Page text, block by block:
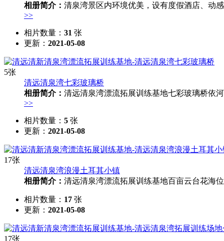
相册简介： 清泉湾景区内环境优美，设有度假酒店、动
>>
相片数量： 31 张
更新： 2021-05-08
5张
清远清泉湾七彩玻璃桥
相册简介： 清远清泉湾漂流拓展训练基地七彩玻璃桥依
>>
相片数量： 5 张
更新： 2021-05-08
17张
清远清泉湾浪漫土耳其小镇
相册简介： 清远清泉湾漂流拓展训练基地百亩云台花海
相片数量： 17 张
更新： 2021-05-08
17张